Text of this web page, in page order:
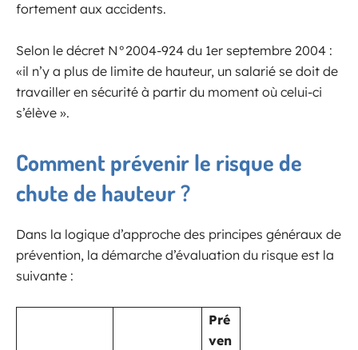
fortement aux accidents.
Selon le décret N°2004-924 du 1er septembre 2004 :
«il n’y a plus de limite de hauteur, un salarié se doit de
travailler en sécurité à partir du moment où celui-ci
s’élève ».
Comment prévenir le risque de
chute de hauteur ?
Dans la logique d’approche des principes généraux de
prévention, la démarche d’évaluation du risque est la
suivante :
Pré
ven